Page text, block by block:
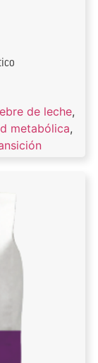
de leche,
metabólica,